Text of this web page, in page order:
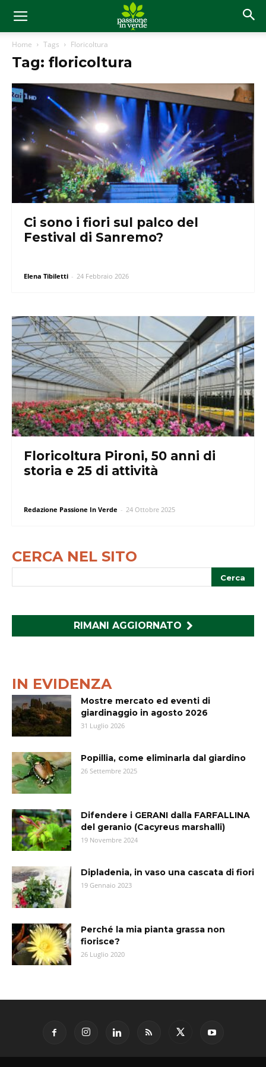
Home Tags Floricoltura
Tag: floricoltura
Ci sono i fiori sul palco del
Festival di Sanremo?
Elena Tibiletti - 24 Febbraio 2026
Floricoltura Pironi, 50 anni di
storia e 25 di attività
Redazione Passione In Verde - 24 Ottobre 2025
CERCA NEL SITO
RIMANI AGGIORNATO
IN EVIDENZA
Mostre mercato ed eventi di
giardinaggio in agosto 2026
31 Luglio 2026
Popillia, come eliminarla dal giardino
26 Settembre 2025
Difendere i GERANI dalla FARFALLINA
del geranio (Cacyreus marshalli)
19 Novembre 2024
Dipladenia, in vaso una cascata di fiori
19 Gennaio 2023
Perché la mia pianta grassa non
fiorisce?
26 Luglio 2020